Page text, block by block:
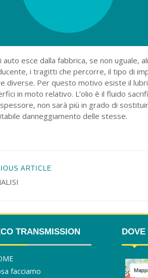
auto esce dalla fabbrica, se non uguale,
i tragitti che percorre, il tipo di
diverse. Per questo motivo esiste il
in moto relativo. L’olio è il fluido
non sarà più in grado di
danneggiamento delle stesse.
ARTICLE
TRANSMISSION
facciamo
DOVE